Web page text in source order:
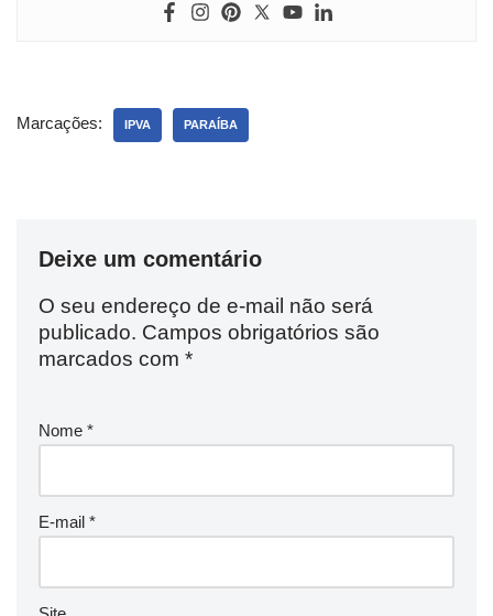
Marcações: IPVA PARAÍBA
Deixe um comentário
O seu endereço de e-mail não será
publicado. Campos obrigatórios são
marcados com *
Nome *
E-mail *